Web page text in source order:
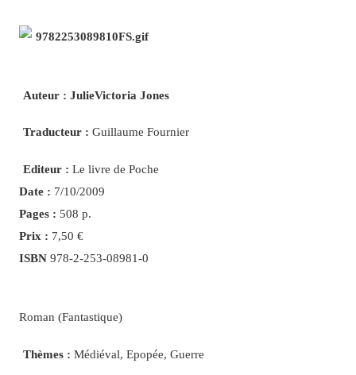
Auteur : JulieVictoria Jones
Traducteur : Guillaume Fournier
Editeur : Le livre de Poche
Date : 7/10/2009
Pages : 508 p.
Prix : 7,50 €
ISBN978-2-253-08981-0
Roman (Fantastique)
Thèmes : Médiéval, Epopée, Guerre